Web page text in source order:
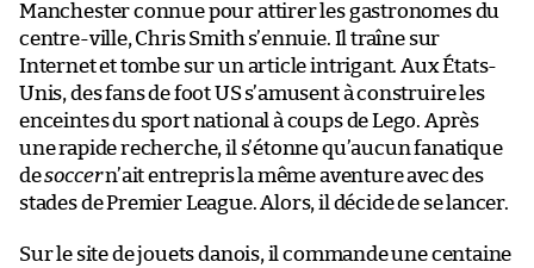
Manchester connue pour attirer les gastronomes du
centre-ville, Chris Smith s’ennuie. Il traîne sur
Internet et tombe sur un article intrigant. Aux États-
Unis, des fans de foot US s’amusent à construire les
enceintes du sport national à coups de Lego. Après
une rapide recherche, il s’étonne qu’aucun fanatique
desoccern’ait entrepris la même aventure avec des
stades de Premier League. Alors, il décide de se lancer.
Sur le site de jouets danois, il commande une centaine